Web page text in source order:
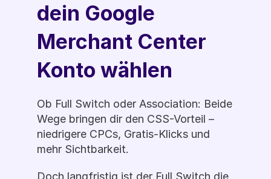
dein Google
Merchant Center
Konto wählen
Ob Full Switch oder Association: Beide
Wege bringen dir den CSS-Vorteil –
niedrigere CPCs, Gratis-Klicks und
mehr Sichtbarkeit.
Doch langfristig ist der Full Switch die